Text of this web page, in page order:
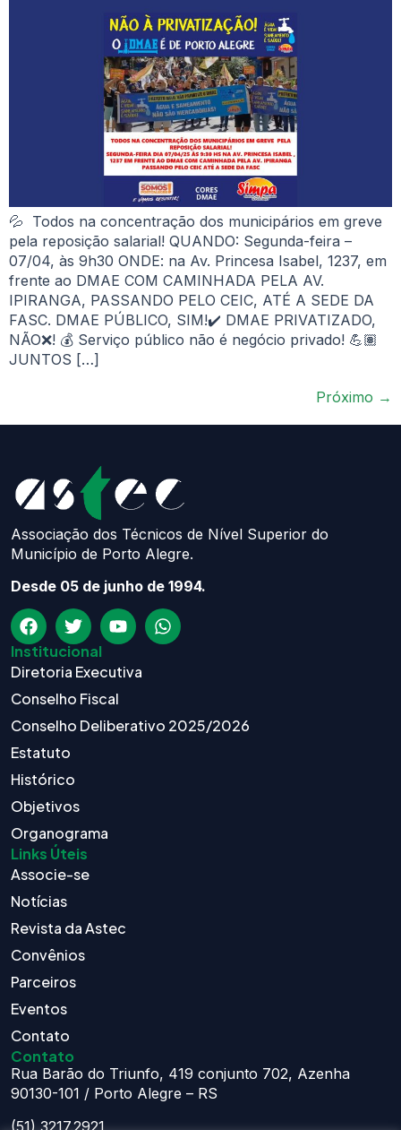
💦 Todos na concentração dos municipários em greve
pela reposição salarial! QUANDO: Segunda-feira –
07/04, às 9h30 ONDE: na Av. Princesa Isabel, 1237, em
frente ao DMAE COM CAMINHADA PELA AV.
IPIRANGA, PASSANDO PELO CEIC, ATÉ A SEDE DA
FASC. DMAE PÚBLICO, SIM!✔️ DMAE PRIVATIZADO,
NÃO❌! 💰 Serviço público não é negócio privado! 💪🏽
JUNTOS […]
Próximo →
Associação dos Técnicos de Nível Superior do
Município de Porto Alegre.
Desde 05 de junho de 1994.
Institucional
Diretoria Executiva
Conselho Fiscal
Conselho Deliberativo 2025/2026
Estatuto
Histórico
Objetivos
Organograma
Links Úteis
Associe-se
Notícias
Revista da Astec
Convênios
Parceiros
Eventos
Contato
Contato
Rua Barão do Triunfo, 419 conjunto 702, Azenha
90130-101 / Porto Alegre – RS
(51) 3217.2921